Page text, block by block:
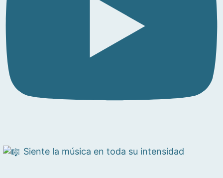
Siente la música en toda su intensidad